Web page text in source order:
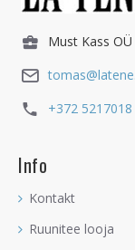
Must Kass
+372 5217018
Info
Kontakt
Ruunitee looja